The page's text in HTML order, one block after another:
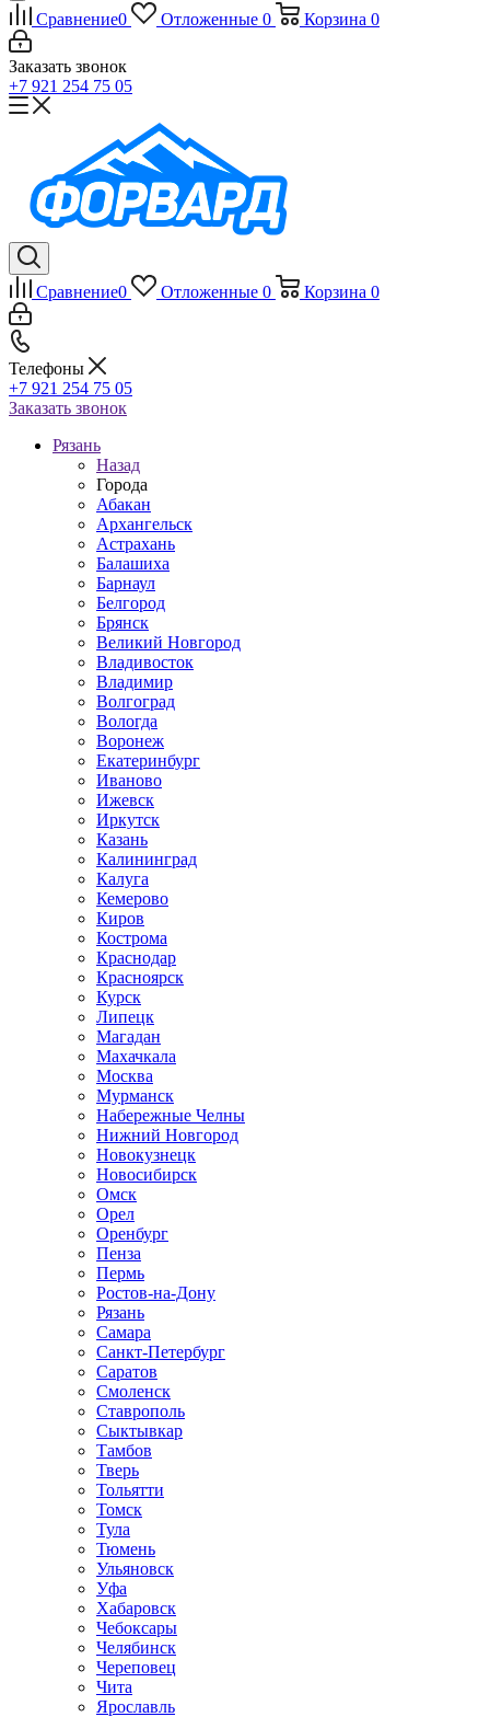
Сравнение0 Отложенные 0 Корзина 0
Заказать звонок
+7 921 254 75 05
Сравнение0 Отложенные 0 Корзина 0
Телефоны
+7 921 254 75 05
Заказать звонок
Рязань
Назад
Города
Абакан
Архангельск
Астрахань
Балашиха
Барнаул
Белгород
Брянск
Великий Новгород
Владивосток
Владимир
Волгоград
Вологда
Воронеж
Екатеринбург
Иваново
Ижевск
Иркутск
Казань
Калининград
Калуга
Кемерово
Киров
Кострома
Краснодар
Красноярск
Курск
Липецк
Магадан
Махачкала
Москва
Мурманск
Набережные Челны
Нижний Новгород
Новокузнецк
Новосибирск
Омск
Орел
Оренбург
Пенза
Пермь
Ростов-на-Дону
Рязань
Самара
Санкт-Петербург
Саратов
Смоленск
Ставрополь
Сыктывкар
Тамбов
Тверь
Тольятти
Томск
Тула
Тюмень
Ульяновск
Уфа
Хабаровск
Чебоксары
Челябинск
Череповец
Чита
Ярославль